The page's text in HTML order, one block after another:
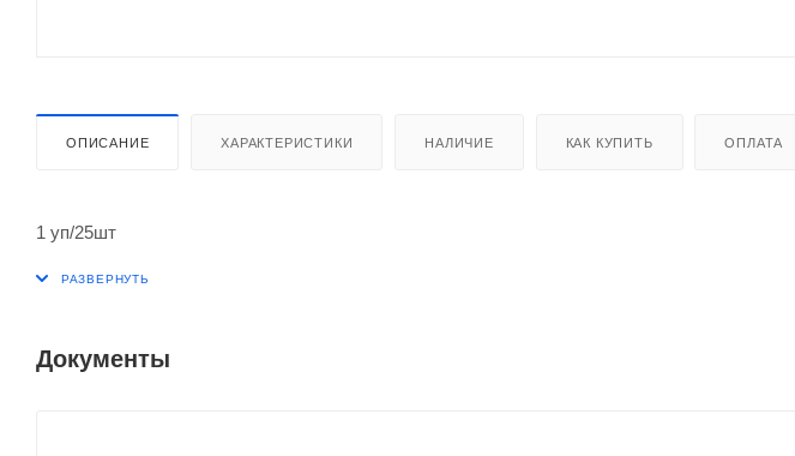
ОПИСАНИЕ ХАРАКТЕРИСТИКИ НАЛИЧИЕ КАК КУПИТЬ ОПЛАТА
1 уп/25шт
Документы